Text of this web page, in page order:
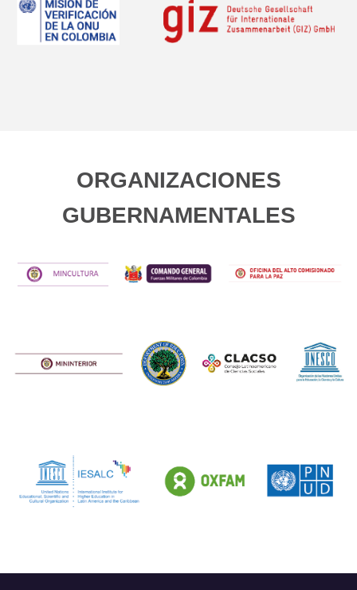
ORGANIZACIONES
GUBERNAMENTALES